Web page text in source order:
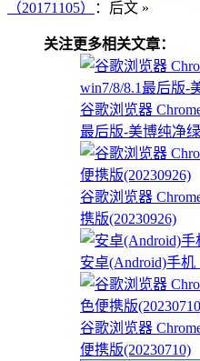
（20171105）
：后文 »
关注更多相关文章：
谷歌浏览器
最后版-美博纯净
谷歌浏览器
携版(20230926)
安卓(Android)手机
谷歌浏览器
便携版(20230710)